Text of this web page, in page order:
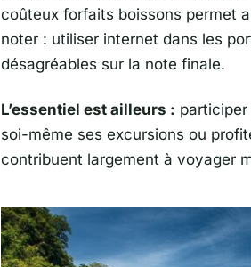
coûteux forfaits boissons permet
noter : utiliser internet dans les
désagréables sur la note finale.
L’essentiel est ailleurs :
soi-même ses excursions ou
contribuent largement à voyager